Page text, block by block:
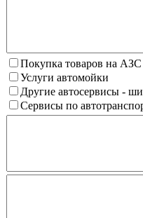
Покупка товаров на
Услуги автомойки
Другие автосервисы -
Сервисы по